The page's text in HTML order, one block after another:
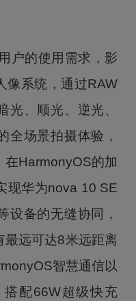
户的使用需求，影
像系统，通过RAW
光、顺光、逆光、
全场景拍摄体验，
在HarmonyOS的加
现华为nova 10 SE
设备的无缝协同，
最远可达8米远距离
智慧通信以
配66W超级快充